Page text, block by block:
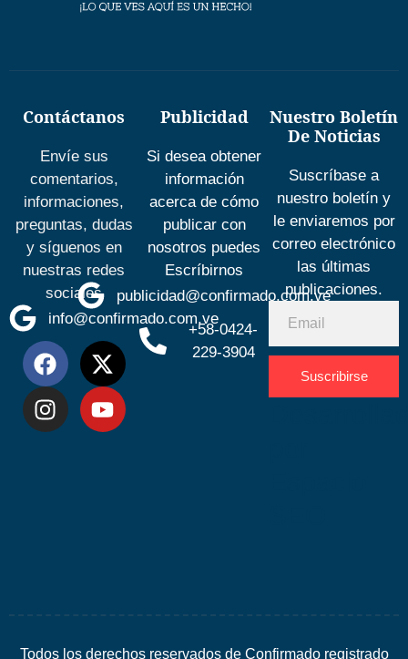
Contáctanos
Envíe sus
comentarios,
informaciones,
preguntas, dudas
y síguenos en
nuestras redes
sociales
info@confirmado.com.ve
Publicidad
Si desea obtener
información
acerca de cómo
publicar con
nosotros puedes
Escríbirnos
publicidad@confirmado.com.ve
+58-0424-
229-3904
Nuestro Boletín
De Noticias
Suscríbase a
nuestro boletín y
le enviaremos por
correo electrónico
las últimas
publicaciones.
Suscribirse
Todos los derechos reservados de Confirmado registrado